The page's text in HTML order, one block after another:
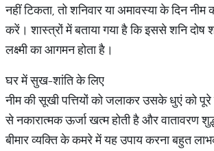
नहीं टिकता, तो शनिवार या अमावस्या के दिन
करें। शास्त्रों में बताया गया है कि इससे शनि दोष
लक्ष्मी का आगमन होता है।
घर में सुख-शांति के लिए
नीम की सूखी पत्तियों को जलाकर उसके धुएं को
से नकारात्मक ऊर्जा खत्म होती है और वातावरण
बीमार व्यक्ति के कमरे में यह उपाय करना बहुत